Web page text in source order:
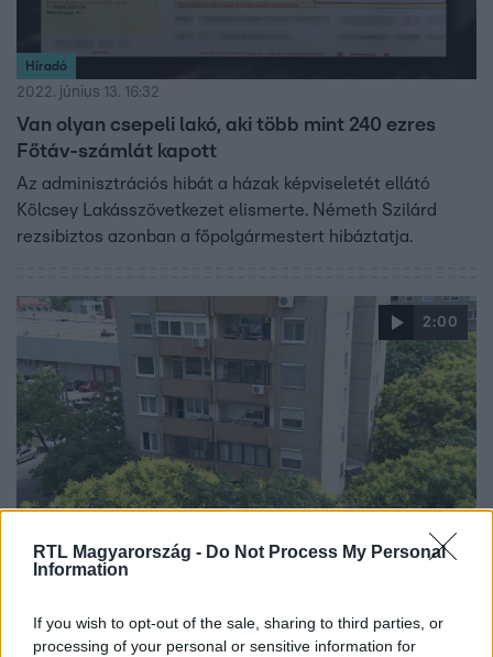
RTL Magyarország - Do Not Process My Personal
Information
If you wish to opt-out of the sale, sharing to third parties, or
processing of your personal or sensitive information for
Híradó
2022. június 13. 16:32
Van olyan csepeli lakó, aki több mint 240 ezres
Főtáv-számlát kapott
Az adminisztrációs hibát a házak képviseletét ellátó
Kölcsey Lakásszövetkezet elismerte. Németh Szilárd
rezsibiztos azonban a főpolgármestert hibáztatja.
2:00
2022. június 11. 17:04
kifizettetnék a lakókkal az irreálisan magas Főtáv-